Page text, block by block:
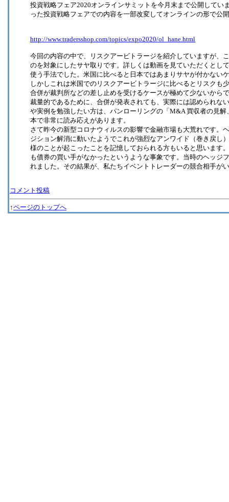
投資戦略フェア2020オンラインサミットを今月末まで公開してい
った投資戦略フェアでの内容を一部改変してオンラインの形で公
http://www.tradersshop.com/topics/expo2020/ol_hane.html
今回の内容の中で、リスクアービトラージを紹介していますが、
のを対象にしたサヤ取りです。詳しくは動画を見ていただくとし
使う手法でした。米国に比べると日本ではあまりサヤが付かない
しかしこれは米国でのリスクアービトラージに比べるとリスクも
合併が裁判所などの差し止めを受けるケースが極めて少ないから
裁量的であるために、合併が発表されても、実際には認められな
や実例を勉強したい方は、パンローリングの「M&A 買収者の見
本で非常に読み応えがあります。
さて昨今の新型コロナウィルスの影響で金融市場も大荒れです。
ジション解消に動いたようでこれが強烈なアンワイド（巻き戻し
様のことが起こったことを記憶しておられる方もいると思います
も債券の買い手がなかったというような事象です。当時のヘッジ
れました。その結果が、私たちイベントトレーダーの競合相手が
コメント投稿
↑ページのトップへ